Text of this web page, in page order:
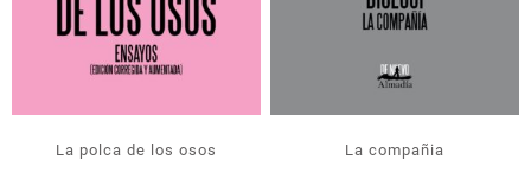
La polca de los osos La compañia